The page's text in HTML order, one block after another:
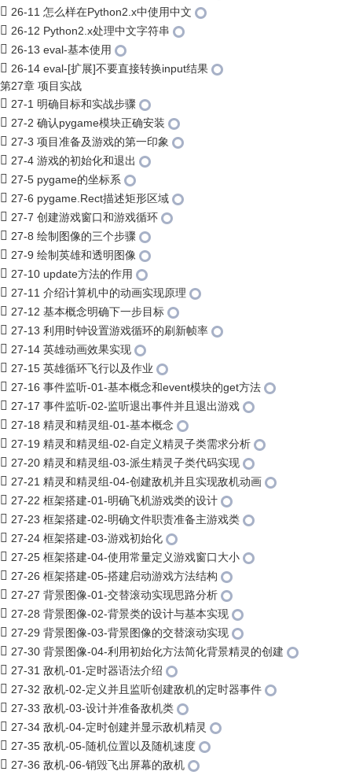
26-11 怎么样在Python2.x中使用中文
26-12 Python2.x处理中文字符串
26-13 eval-基本使用
26-14 eval-[扩展]不要直接转换input结果
第27章 项目实战
27-1 明确目标和实战步骤
27-2 确认pygame模块正确安装
27-3 项目准备及游戏的第一印象
27-4 游戏的初始化和退出
27-5 pygame的坐标系
27-6 pygame.Rect描述矩形区域
27-7 创建游戏窗口和游戏循环
27-8 绘制图像的三个步骤
27-9 绘制英雄和透明图像
27-10 update方法的作用
27-11 介绍计算机中的动画实现原理
27-12 基本概念明确下一步目标
27-13 利用时钟设置游戏循环的刷新帧率
27-14 英雄动画效果实现
27-15 英雄循环飞行以及作业
27-16 事件监听-01-基本概念和event模块的get方法
27-17 事件监听-02-监听退出事件并且退出游戏
27-18 精灵和精灵组-01-基本概念
27-19 精灵和精灵组-02-自定义精灵子类需求分析
27-20 精灵和精灵组-03-派生精灵子类代码实现
27-21 精灵和精灵组-04-创建敌机并且实现敌机动画
27-22 框架搭建-01-明确飞机游戏类的设计
27-23 框架搭建-02-明确文件职责准备主游戏类
27-24 框架搭建-03-游戏初始化
27-25 框架搭建-04-使用常量定义游戏窗口大小
27-26 框架搭建-05-搭建启动游戏方法结构
27-27 背景图像-01-交替滚动实现思路分析
27-28 背景图像-02-背景类的设计与基本实现
27-29 背景图像-03-背景图像的交替滚动实现
27-30 背景图像-04-利用初始化方法简化背景精灵的创建
27-31 敌机-01-定时器语法介绍
27-32 敌机-02-定义并且监听创建敌机的定时器事件
27-33 敌机-03-设计并准备敌机类
27-34 敌机-04-定时创建并显示敌机精灵
27-35 敌机-05-随机位置以及随机速度
27-36 敌机-06-销毁飞出屏幕的敌机